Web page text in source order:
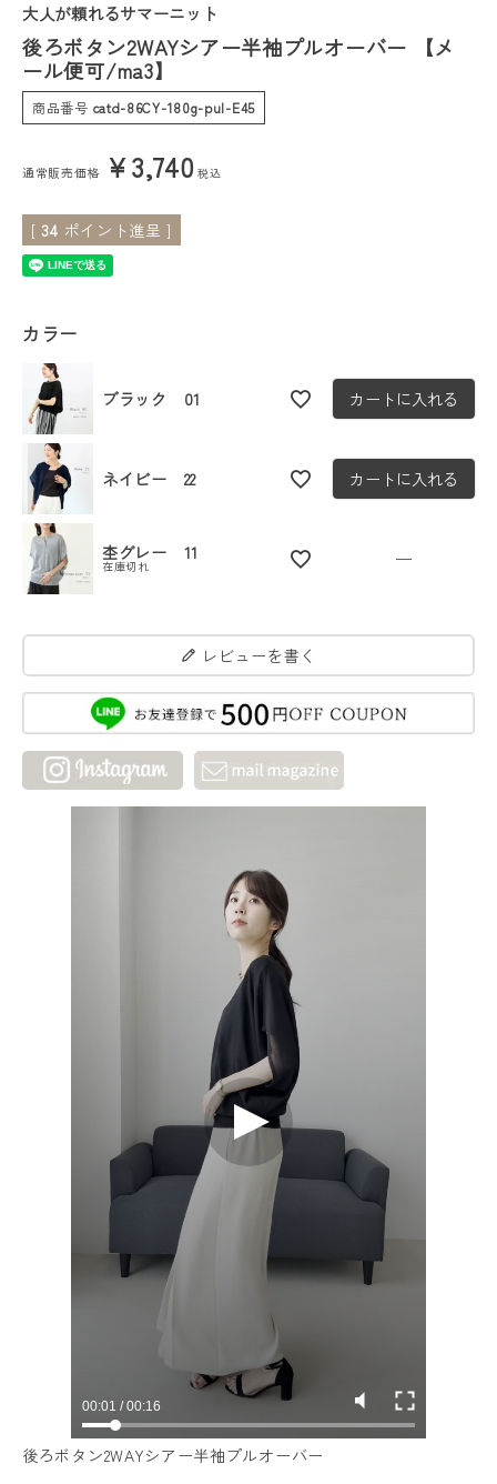
ファッション雑貨
大人が頼れるサマーニット
後ろボタン2WAYシアー半袖プルオーバー 【メ
ール便可/ma3】
商品番号 catd-86CY-180g-pul-E45
通常販売価格 ¥3,740 税込
[ 34 ポイント進呈 ]
カラー
ブラック 01 カートに入れる
ネイビー 22 カートに入れる
杢グレー 11
在庫切れ —
レビューを書く
後ろボタン2WAYシアー半袖プルオーバー